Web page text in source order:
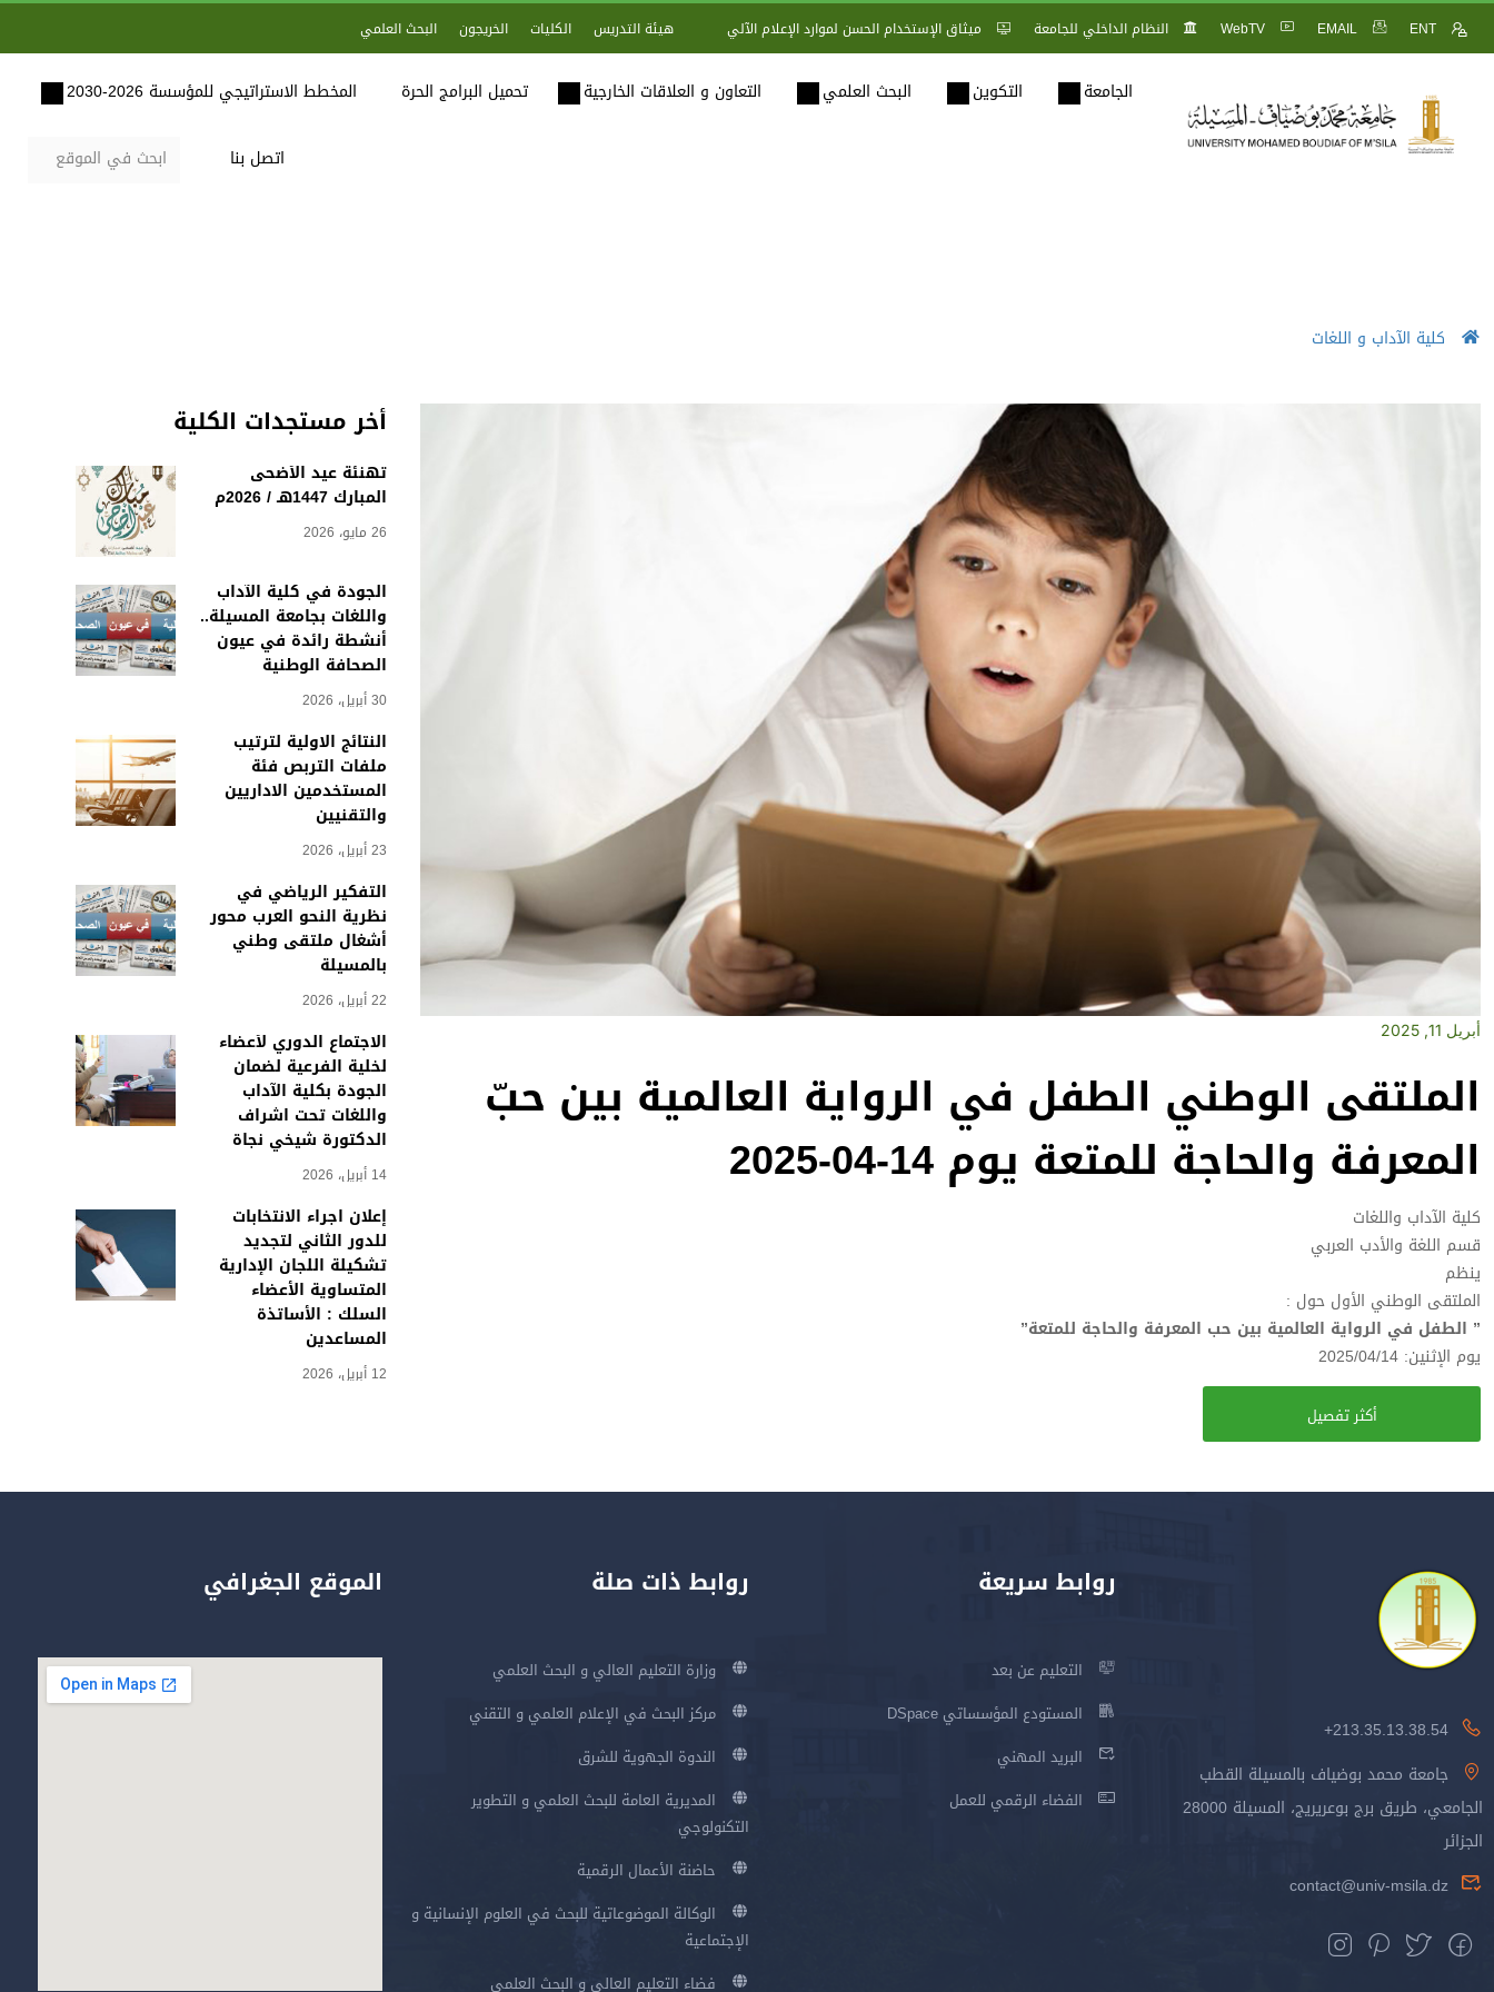
ENT
EMAIL
WebTV النظام الداخلي للجامعة ميثاق الإستخدام الحسن لموارد الإعلام الآلي هيئة التدريس الكليات الخريجون البحث العلمي
الجامعة التكوين البحث العلمي التعاون و العلاقات الخارجية تحميل البرامج الحرة المخطط الاستراتيجي للمؤسسة 2026-2030
اتصل بنا
كلية الآداب و اللغات
أخر مستجدات الكلية
تهنئة عيد الأضحى
المبارك 1447هـ / 2026م
26 مايو، 2026
الجودة في كلية الآداب
واللغات بجامعة المسيلة..
أنشطة رائدة في عيون
الصحافة الوطنية
30 أبريل، 2026
النتائج الاولية لترتيب
ملفات التربص فئة
المستخدمين الاداريين
والتقنيين
23 أبريل، 2026
التفكير الرياضي في
نظرية النحو العرب محور
أشغال ملتقى وطني
بالمسيلة
22 أبريل، 2026
الاجتماع الدوري لأعضاء
لخلية الفرعية لضمان
الجودة بكلية الآداب
واللغات تحت اشراف
الدكتورة شيخي نجاة
14 أبريل، 2026
إعلان اجراء الانتخابات
للدور الثاني لتجديد
تشكيلة اللجان الإدارية
المتساوية الأعضاء
السلك : الأساتذة
المساعدين
12 أبريل، 2026
أبريل 11, 2025
الملتقى الوطني الطفل في الرواية العالمية بين حبّ
المعرفة والحاجة للمتعة يوم 14-04-2025
كلية الآداب واللغات
قسم اللغة والأدب العربي
ينظم
الملتقى الوطني الأول حول :
” الطفل في الرواية العالمية بين حب المعرفة والحاجة للمتعة”
يوم الإثنين: 2025/04/14
أكثر تفصيل
213.35.13.38.54+
جامعة محمد بوضياف بالمسيلة القطب
الجامعي، طريق برج بوعريريج، المسيلة 28000
الجزائر
contact@univ-msila.dz
روابط سريعة
التعليم عن بعد
المستودع المؤسساتي DSpace
البريد المهني
الفضاء الرقمي للعمل
روابط ذات صلة
وزارة التعليم العالي و البحث العلمي
مركز البحث في الإعلام العلمي و التقني
الندوة الجهوية للشرق
المديرية العامة للبحث العلمي و التطوير
التكنولوجي
حاضنة الأعمال الرقمية
الوكالة الموضوعاتية للبحث في العلوم الإنسانية و
الإجتماعية
فضاء التعليم العالي و البحث العلمي
الموقع الجغرافي